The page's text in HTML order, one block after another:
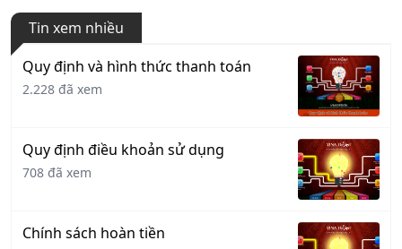
Tin xem nhiều
Quy định và hình thức thanh toán
2.228 đã xem
Quy định điều khoản sử dụng
708 đã xem
Chính sách hoàn tiền